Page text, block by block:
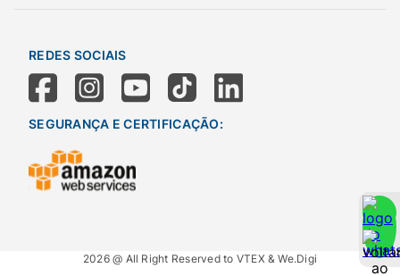
REDES SOCIAIS
SEGURANÇA E CERTIFICAÇÃO:
2026 @ All Right Reserved to VTEX & We.Digi